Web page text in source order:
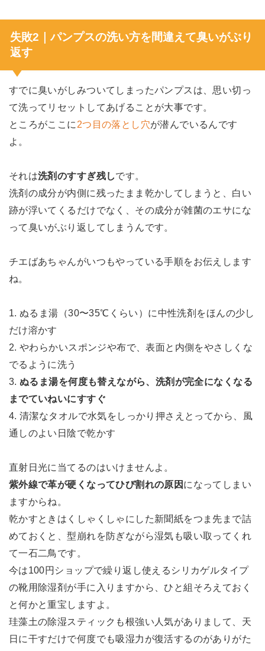
失敗2｜パンプスの洗い方を間違えて臭いがぶり
返す
すでに臭いがしみついてしまったパンプスは、思い切っ
て洗ってリセットしてあげることが大事です。
ところがここに 2つ目の落とし穴が潜んでいるんです
よ。
それは洗剤のすすぎ残しです。
洗剤の成分が内側に残ったまま乾かしてしまうと、白い
跡が浮いてくるだけでなく、その成分が雑菌のエサにな
って臭いがぶり返してしまうんです。
チエばあちゃんがいつもやっている手順をお伝えします
ね。
1. ぬるま湯（30〜35℃くらい）に中性洗剤をほんの少し
だけ溶かす
2. やわらかいスポンジや布で、表面と内側をやさしくな
でるように洗う
3.ぬるま湯を何度も替えながら、洗剤が完全になくなる
までていねいにすすぐ
4. 清潔なタオルで水気をしっかり押さえとってから、風
通しのよい日陰で乾かす
直射日光に当てるのはいけませんよ。
紫外線で革が硬くなってひび割れの原因 になってしまい
ますからね。
乾かすときはくしゃくしゃにした新聞紙をつま先まで詰
めておくと、型崩れを防ぎながら湿気も吸い取ってくれ
て一石二鳥です。
今は100円ショップで繰り返し使えるシリカゲルタイプ
の靴用除湿剤が手に入りますから、ひと組そろえておく
と何かと重宝しますよ。
珪藻土の除湿スティックも根強い人気がありまして、天
日に干すだけで何度でも吸湿力が復活するのがありがた